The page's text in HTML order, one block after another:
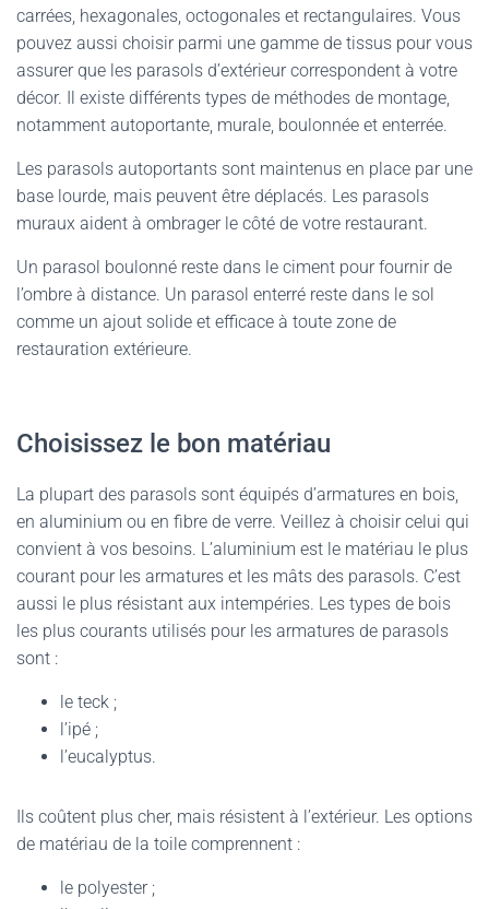
carrées, hexagonales, octogonales et rectangulaires. Vous
pouvez aussi choisir parmi une gamme de tissus pour vous
assurer que les parasols d’extérieur correspondent à votre
décor. Il existe différents types de méthodes de montage,
notamment autoportante, murale, boulonnée et enterrée.
Les parasols autoportants sont maintenus en place par une
base lourde, mais peuvent être déplacés. Les parasols
muraux aident à ombrager le côté de votre restaurant.
Un parasol boulonné reste dans le ciment pour fournir de
l’ombre à distance. Un parasol enterré reste dans le sol
comme un ajout solide et efficace à toute zone de
restauration extérieure.
Choisissez le bon matériau
La plupart des parasols sont équipés d’armatures en bois,
en aluminium ou en fibre de verre. Veillez à choisir celui qui
convient à vos besoins. L’aluminium est le matériau le plus
courant pour les armatures et les mâts des parasols. C’est
aussi le plus résistant aux intempéries. Les types de bois
les plus courants utilisés pour les armatures de parasols
sont :
le teck ;
l’ipé ;
l’eucalyptus.
Ils coûtent plus cher, mais résistent à l’extérieur. Les options
de matériau de la toile comprennent :
le polyester ;